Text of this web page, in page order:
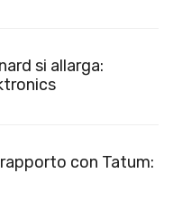
si allarga:
con Tatum: